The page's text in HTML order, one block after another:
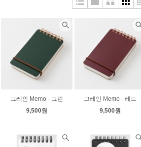
그레인 Memo - 그린
9,500원
그레인 Memo - 레드
9,500원